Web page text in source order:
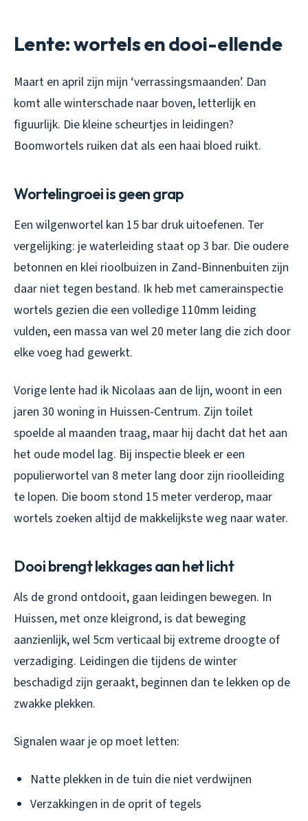
Lente: wortels en dooi-ellende
Maart en april zijn mijn ‘verrassingsmaanden’. Dan
komt alle winterschade naar boven, letterlijk en
figuurlijk. Die kleine scheurtjes in leidingen?
Boomwortels ruiken dat als een haai bloed ruikt.
Wortelingroei is geen grap
Een wilgenwortel kan 15 bar druk uitoefenen. Ter
vergelijking: je waterleiding staat op 3 bar. Die oudere
betonnen en klei rioolbuizen in Zand-Binnenbuiten zijn
daar niet tegen bestand. Ik heb met camerainspectie
wortels gezien die een volledige 110mm leiding
vulden, een massa van wel 20 meter lang die zich door
elke voeg had gewerkt.
Vorige lente had ik Nicolaas aan de lijn, woont in een
jaren 30 woning in Huissen-Centrum. Zijn toilet
spoelde al maanden traag, maar hij dacht dat het aan
het oude model lag. Bij inspectie bleek er een
populierwortel van 8 meter lang door zijn rioolleiding
te lopen. Die boom stond 15 meter verderop, maar
wortels zoeken altijd de makkelijkste weg naar water.
Dooi brengt lekkages aan het licht
Als de grond ontdooit, gaan leidingen bewegen. In
Huissen, met onze kleigrond, is dat beweging
aanzienlijk, wel 5cm verticaal bij extreme droogte of
verzadiging. Leidingen die tijdens de winter
beschadigd zijn geraakt, beginnen dan te lekken op de
zwakke plekken.
Signalen waar je op moet letten:
Natte plekken in de tuin die niet verdwijnen
Verzakkingen in de oprit of tegels